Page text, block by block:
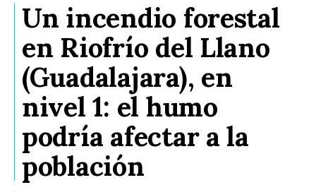
Un incendio forestal
en Riofrío del Llano
(Guadalajara), en
nivel 1: el humo
podría afectar a la
población